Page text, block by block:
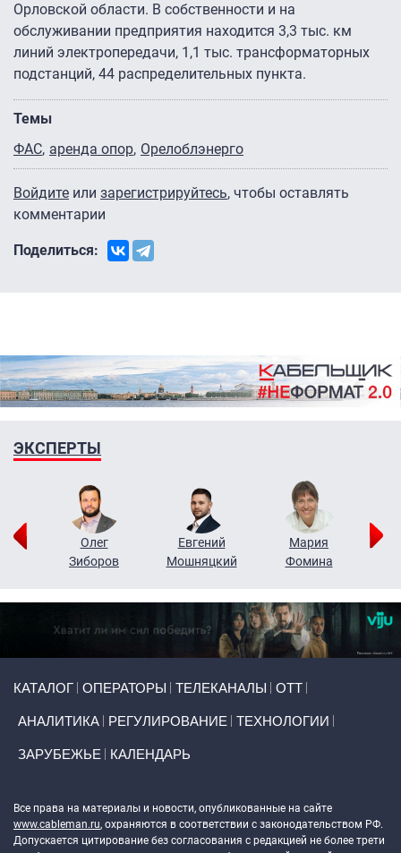
Орловской области. В собственности и на
обслуживании предприятия находится 3,3 тыс. км
линий электропередачи, 1,1 тыс. трансформаторных
подстанций, 44 распределительных пункта.
Темы
ФАС аренда опор Орелоблэнерго
Войдите или зарегистрируйтесь, чтобы оставлять
комментарии
Поделиться:
ЭКСПЕРТЫ
Олег
Зиборов
Евгений
Мошняцкий
Мария
Фомина
КАТАЛОГ ОПЕРАТОРЫ ТЕЛЕКАНАЛЫ ОТТ
АНАЛИТИКА РЕГУЛИРОВАНИЕ ТЕХНОЛОГИИ
ЗАРУБЕЖЬЕ КАЛЕНДАРЬ
Все права на материалы и новости, опубликованные на сайте
www.cableman.ru, охраняются в соответствии с законодательством РФ.
Допускается цитирование без согласования с редакцией не более трети